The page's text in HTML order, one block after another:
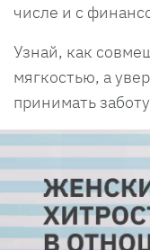
числе и с
Узнай, как
мягкостью, а
принимать